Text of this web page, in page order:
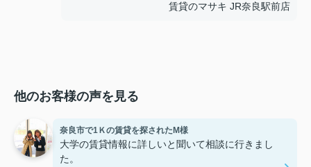
賃貸のマサキ JR奈良駅前店
他のお客様の声を見る
奈良市で1Ｋの賃貸を探されたM様
大学の賃貸情報に詳しいと聞いて相談に行きまし
た。